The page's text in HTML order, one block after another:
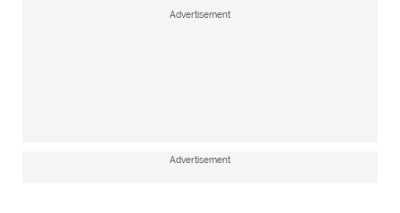
Advertisement
Advertisement